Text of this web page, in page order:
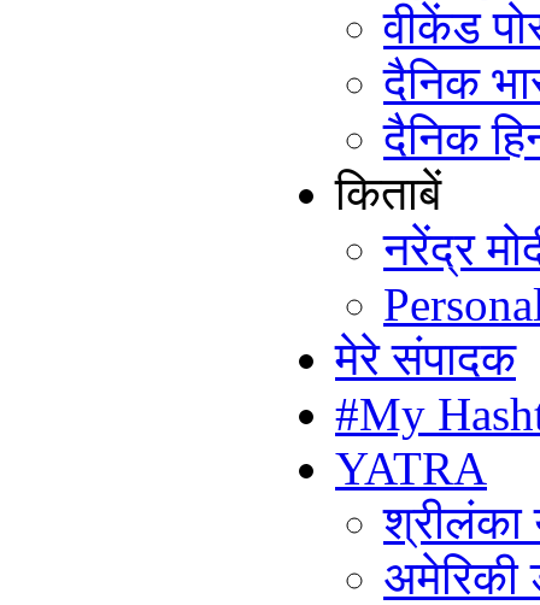
वीकेंड
दैनिक
दैनिक
किताबें
नरेंद्र
मेरे संपादक
#My
YATRA
श्रीलंका
अमेरिकी